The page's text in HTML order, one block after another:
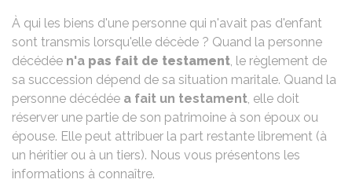
À qui les biens d'une personne qui n'avait pas d'enfant
sont transmis lorsqu'elle décède ? Quand la personne
décédée n'a pas fait de testament, le règlement de
sa succession dépend de sa situation maritale. Quand la
personne décédée a fait un testament, elle doit
réserver une partie de son patrimoine à son époux ou
épouse. Elle peut attribuer la part restante librement (à
un héritier ou à un tiers). Nous vous présentons les
informations à connaître.